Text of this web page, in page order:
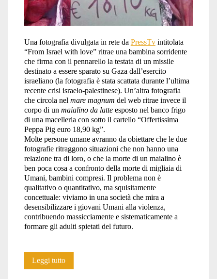
Una fotografia divulgata in rete da PressTvintitolata
“From Israel with love” ritrae una bambina sorridente
che firma con il pennarello la testata di un missile
destinato a essere sparato su Gaza dall’esercito
israeliano (la fotografia è stata scattata durante l’ultima
recente crisi israelo-palestinese). Un’altra fotografia
che circola nel mare magnum del web ritrae invece il
corpo di un maialino da latteesposto nel banco frigo
di una macelleria con sotto il cartello “Offertissima
Peppa Pig euro 18,90 kg”.
Molte persone umane avranno da obiettare che le due
fotografie ritraggono situazioni che non hanno una
relazione tra di loro, o che la morte di un maialino è
ben poca cosa a confronto della morte di migliaia di
Umani, bambini compresi. Il problema non è
qualitativo o quantitativo, ma squisitamente
concettuale: viviamo in una società che mira a
desensibilizzare i giovani Umani alla violenza,
contribuendo massicciamente e sistematicamente a
formare gli adulti spietati del futuro.
Leggi tuttoLa